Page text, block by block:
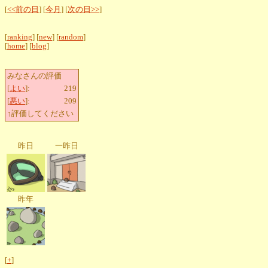
[<<前の日 ] [今月 ] [次の日>>]
[ranking] [new] [random]
[home] [blog]
みなさんの評価
[よい]:
219
[悪い]:
209
↑評価してください
昨日 一昨日
昨年
[+]